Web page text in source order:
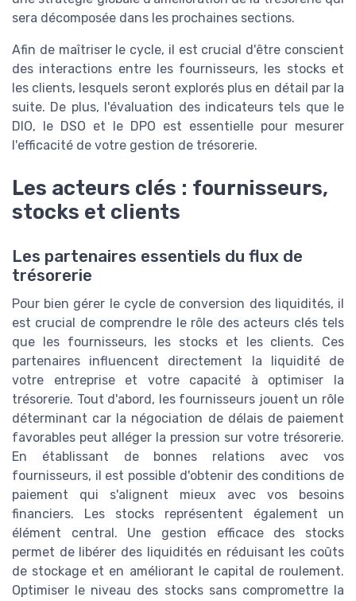
sera décomposée dans les prochaines sections.
Afin de maîtriser le cycle, il est crucial d'être conscient
des interactions entre les fournisseurs, les stocks et
les clients, lesquels seront explorés plus en détail par la
suite. De plus, l'évaluation des indicateurs tels que le
DIO, le DSO et le DPO est essentielle pour mesurer
l'efficacité de votre gestion de trésorerie.
Les acteurs clés : fournisseurs,
stocks et clients
Les partenaires essentiels du flux de
trésorerie
Pour bien gérer le cycle de conversion des liquidités, il
est crucial de comprendre le rôle des acteurs clés tels
que les fournisseurs, les stocks et les clients. Ces
partenaires influencent directement la liquidité de
votre entreprise et votre capacité à optimiser la
trésorerie. Tout d'abord, les fournisseurs jouent un rôle
déterminant car la négociation de délais de paiement
favorables peut alléger la pression sur votre trésorerie.
En établissant de bonnes relations avec vos
fournisseurs, il est possible d'obtenir des conditions de
paiement qui s'alignent mieux avec vos besoins
financiers. Les stocks représentent également un
élément central. Une gestion efficace des stocks
permet de libérer des liquidités en réduisant les coûts
de stockage et en améliorant le capital de roulement.
Optimiser le niveau des stocks sans compromettre la